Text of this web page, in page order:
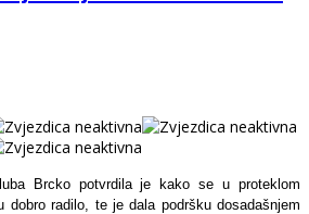
Brcko potvrdila je kako se u proteklom
dobro radilo, te je dala podršku dosadašnjem